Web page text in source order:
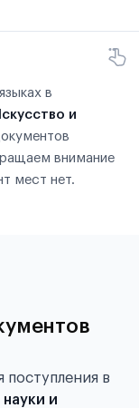
языках в
и
внимание
мест нет.
поступления в
и